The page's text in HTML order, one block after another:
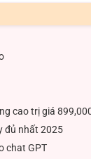
cao trị giá
đủ nhất 2025
chat GPT